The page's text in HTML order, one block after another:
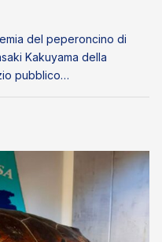
del peperoncino di
Kakuyama della
pubblico…